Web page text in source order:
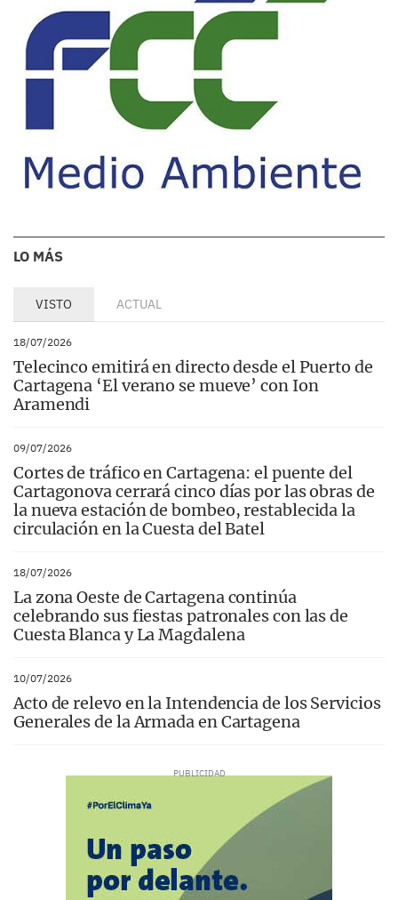
LO MÁS
VISTO ACTUAL
18/07/2026
Telecinco emitirá en directo desde el Puerto de
Cartagena ‘El verano se mueve’ con Ion
Aramendi
09/07/2026
Cortes de tráfico en Cartagena: el puente del
Cartagonova cerrará cinco días por las obras de
la nueva estación de bombeo, restablecida la
circulación en la Cuesta del Batel
18/07/2026
La zona Oeste de Cartagena continúa
celebrando sus fiestas patronales con las de
Cuesta Blanca y La Magdalena
10/07/2026
Acto de relevo en la Intendencia de los Servicios
Generales de la Armada en Cartagena